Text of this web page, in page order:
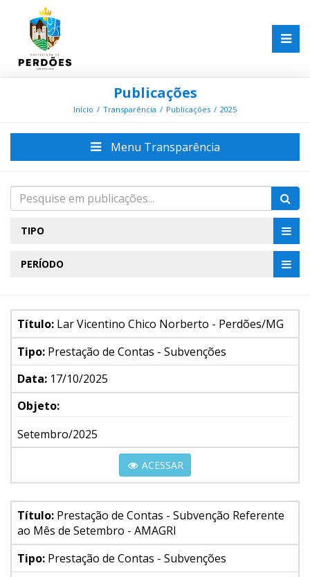
Publicações
Início Transparência Publicações 2025
Menu Transparência
TIPO
PERÍODO
Título: Lar Vicentino Chico Norberto - Perdões/MG
Tipo: Prestação de Contas - Subvenções
Data: 17/10/2025
Objeto:
Setembro/2025
ACESSAR
Título: Prestação de Contas - Subvenção Referente
ao Mês de Setembro - AMAGRI
Tipo: Prestação de Contas - Subvenções